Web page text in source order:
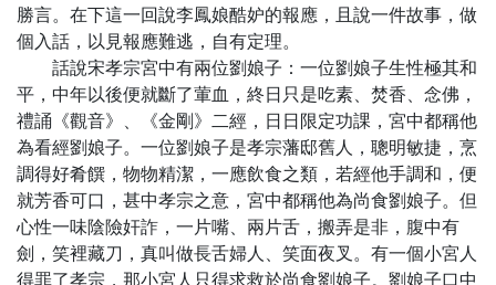
勝言。在下這一回說李鳳娘酷妒的報應，且說一件故事，做
個入話，以見報應難逃，自有定理。
話說宋孝宗宮中有兩位劉娘子：一位劉娘子生性極其和
平，中年以後便就斷了葷血，終日只是吃素、焚香、念佛，
禮誦《觀音》、《金剛》二經，日日限定功課，宮中都稱他
為看經劉娘子。一位劉娘子是孝宗藩邸舊人，聰明敏捷，烹
調得好肴饌，物物精潔，一應飲食之類，若經他手調和，便
就芳香可口，甚中孝宗之意，宮中都稱他為尚食劉娘子。但
心性一味陰險奸詐，一片嘴、兩片舌，搬弄是非，腹中有
劍，笑裡藏刀，真叫做長舌婦人、笑面夜叉。有一個小宮人
得罪了孝宗，那小宮人只得求救於尚食劉娘子。劉娘子口中